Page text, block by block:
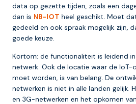
data op gezette tijden, zoals een
dan is NB-IOT heel geschikt. Moet
gedeeld en ook spraak mogelijk zijn,
goede keuze.
Kortom: de functionaliteit is leidend
netwerk. Ook de locatie waar de IoT-
moet worden, is van belang. De
netwerken is niet in alle landen gelijk.
en 3G-netwerken en het opkomen